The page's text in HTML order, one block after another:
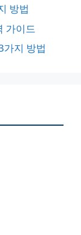
방법
가이드
가지 방법